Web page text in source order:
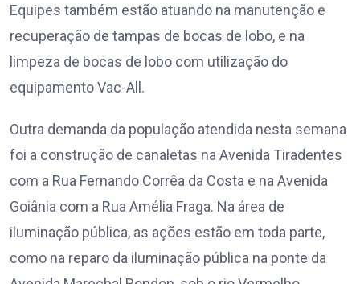
Equipes também estão atuando na manutenção e
recuperação de tampas de bocas de lobo, e na
limpeza de bocas de lobo com utilização do
equipamento Vac-All.
Outra demanda da população atendida nesta semana
foi a construção de canaletas na Avenida Tiradentes
com a Rua Fernando Corrêa da Costa e na Avenida
Goiânia com a Rua Amélia Fraga. Na área de
iluminação pública, as ações estão em toda parte,
como na reparo da iluminação pública na ponte da